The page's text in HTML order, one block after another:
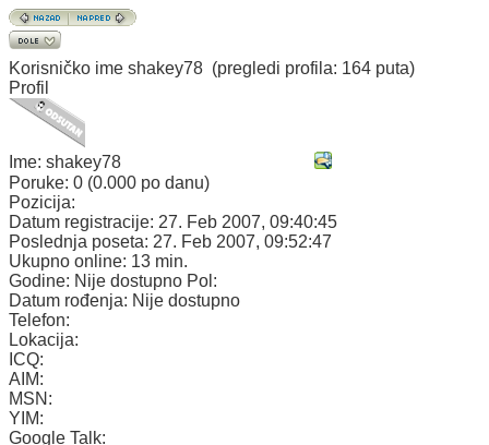
Korisničko ime shakey78 (pregledi profila: 164 puta)
Profil
Ime: shakey78
Poruke: 0 (0.000 po danu)
Pozicija:
Datum registracije: 27. Feb 2007, 09:40:45
Poslednja poseta: 27. Feb 2007, 09:52:47
Ukupno online: 13 min.
Godine: Nije dostupno Pol:
Datum rođenja: Nije dostupno
Telefon:
Lokacija:
ICQ:
AIM:
MSN:
YIM:
Google Talk: